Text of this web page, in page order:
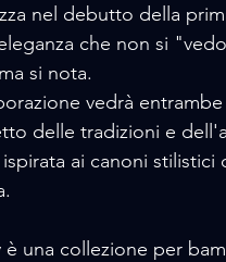
nel debutto della
che non si
si nota.
vedrà
delle tradizioni e
ai canoni
è una collezione per